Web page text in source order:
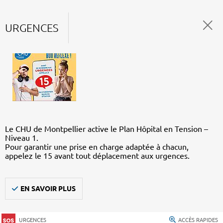
URGENCES
Le CHU de Montpellier active le Plan Hôpital en Tension –
Niveau 1.
Pour garantir une prise en charge adaptée à chacun,
appelez le 15 avant tout déplacement aux urgences.
EN SAVOIR PLUS
URGENCES ACCÈS RAPIDES